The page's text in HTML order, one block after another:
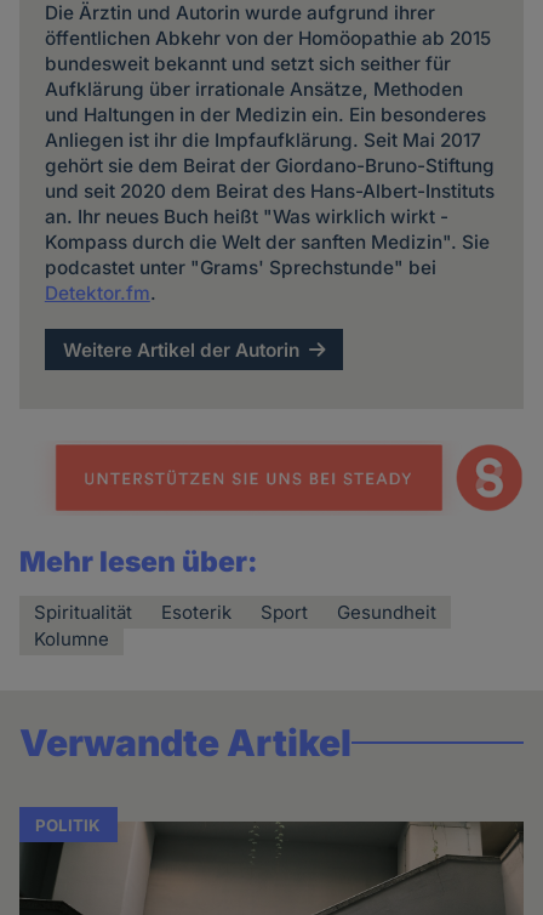
Die Ärztin und Autorin wurde aufgrund ihrer
öffentlichen Abkehr von der Homöopathie ab 2015
bundesweit bekannt und setzt sich seither für
Aufklärung über irrationale Ansätze, Methoden
und Haltungen in der Medizin ein. Ein besonderes
Anliegen ist ihr die Impfaufklärung. Seit Mai 2017
gehört sie dem Beirat der Giordano-Bruno-Stiftung
und seit 2020 dem Beirat des Hans-Albert-Instituts
an. Ihr neues Buch heißt "Was wirklich wirkt -
Kompass durch die Welt der sanften Medizin". Sie
podcastet unter "Grams' Sprechstunde" bei
Detektor.fm.
Weitere Artikel der Autorin
Mehr lesen über:
Spiritualität Esoterik Sport
Gesundheit
Kolumne
Verwandte Artikel
POLITIK